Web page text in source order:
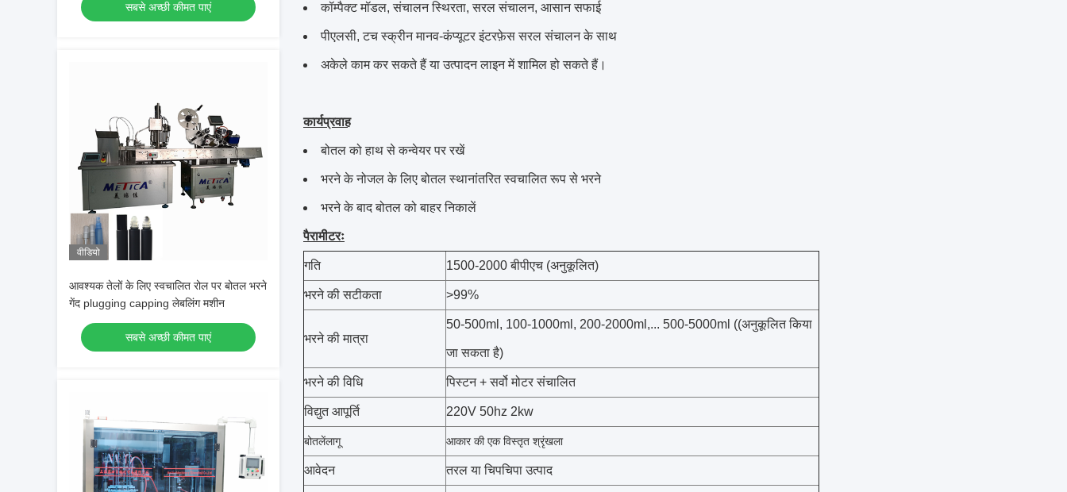
सबसे अच्छी कीमत पाएं
वीडियो
आवश्यक तेलों के लिए स्वचालित रोल पर बोतल भरने
गेंद plugging capping लेबलिंग मशीन
सबसे अच्छी कीमत पाएं
कॉम्पैक्ट मॉडल, संचालन स्थिरता, सरल संचालन, आसान सफाई
पीएलसी, टच स्क्रीन मानव-कंप्यूटर इंटरफ़ेस सरल संचालन के साथ
अकेले काम कर सकते हैं या उत्पादन लाइन में शामिल हो सकते हैं।
कार्यप्रवाह
बोतल को हाथ से कन्वेयर पर रखें
भरने के नोजल के लिए बोतल स्थानांतरित स्वचालित रूप से भरने
भरने के बाद बोतल को बाहर निकालें
पैरामीटरः
गति 1500-2000 बीपीएच (अनुकूलित)
भरने की सटीकता >99%
भरने की मात्रा
50-500ml, 100-1000ml, 200-2000ml,... 500-5000ml ((अनुकूलित किया
जा सकता है)
भरने की विधि पिस्टन + सर्वो मोटर संचालित
विद्युत आपूर्ति 220V 50hz 2kw
बोतलेंलागू आकार की एक विस्तृत श्रृंखला
आवेदन तरल या चिपचिपा उत्पाद